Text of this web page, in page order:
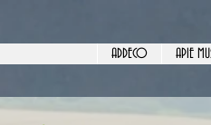
ADDECO APIE